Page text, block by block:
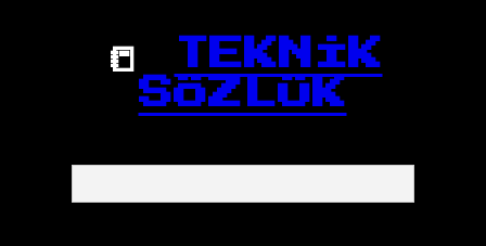
📒
TEKNİK
SÖZLÜK